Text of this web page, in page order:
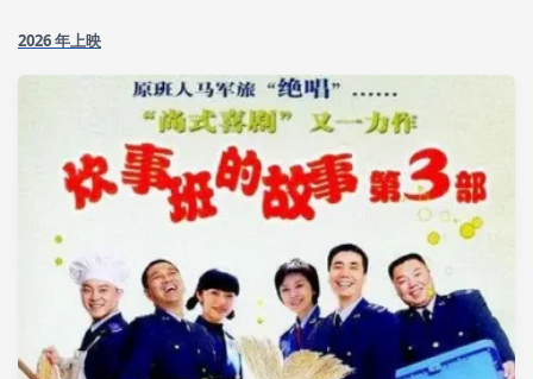
2026 年上映